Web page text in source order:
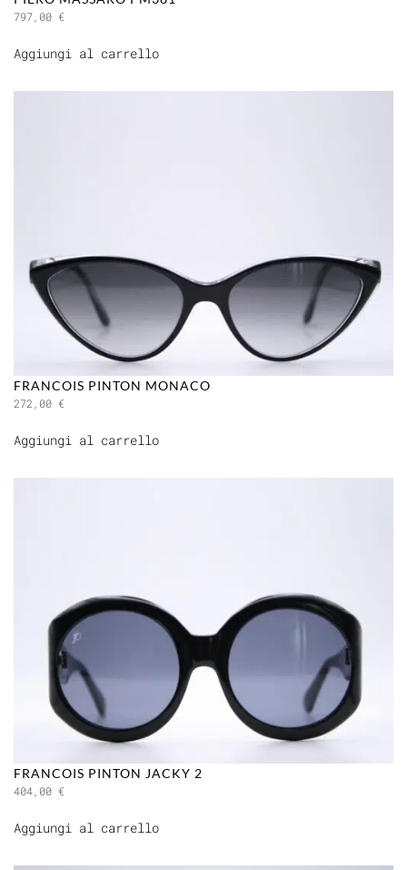
797,00 €
Aggiungi al carrello
FRANCOIS PINTON MONACO
272,00 €
Aggiungi al carrello
FRANCOIS PINTON JACKY 2
404,00 €
Aggiungi al carrello